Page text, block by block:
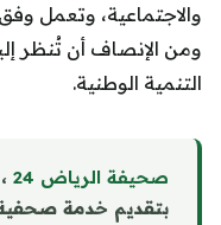
والاجتماعية، وتعمل
ومن الإنصاف أن تُنظر
التنمية الوطنية.
صحيفة الرياض 24
بتقديم خدمة صحفية